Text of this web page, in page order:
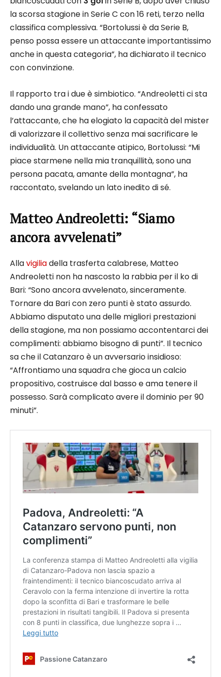
la scorsa stagione in Serie C con 16 reti, terzo nella
classifica complessiva. “Bortolussi è da Serie B,
penso possa essere un attaccante importantissimo
anche in questa categoria”, ha dichiarato il tecnico
con convinzione.​
Il rapporto tra i due è simbiotico. “Andreoletti ci sta
dando una grande mano”, ha confessato
l’attaccante, che ha elogiato la capacità del mister
di valorizzare il collettivo senza mai sacrificare le
individualità. Un attaccante atipico, Bortolussi: “Mi
piace starmene nella mia tranquillità, sono una
persona pacata, amante della montagna”, ha
raccontato, svelando un lato inedito di sé.​
Matteo Andreoletti: “Siamo
ancora avvelenati”
Allavigiliadella trasferta calabrese, Matteo
Andreoletti non ha nascosto la rabbia per il ko di
Bari: “Sono ancora avvelenato, sinceramente.
Tornare da Bari con zero punti è stato assurdo.
Abbiamo disputato una delle migliori prestazioni
della stagione, ma non possiamo accontentarci dei
complimenti: abbiamo bisogno di punti”. Il tecnico
sa che il Catanzaro è un avversario insidioso:
“Affrontiamo una squadra che gioca un calcio
propositivo, costruisce dal basso e ama tenere il
possesso. Sarà complicato avere il dominio per 90
minuti”.​